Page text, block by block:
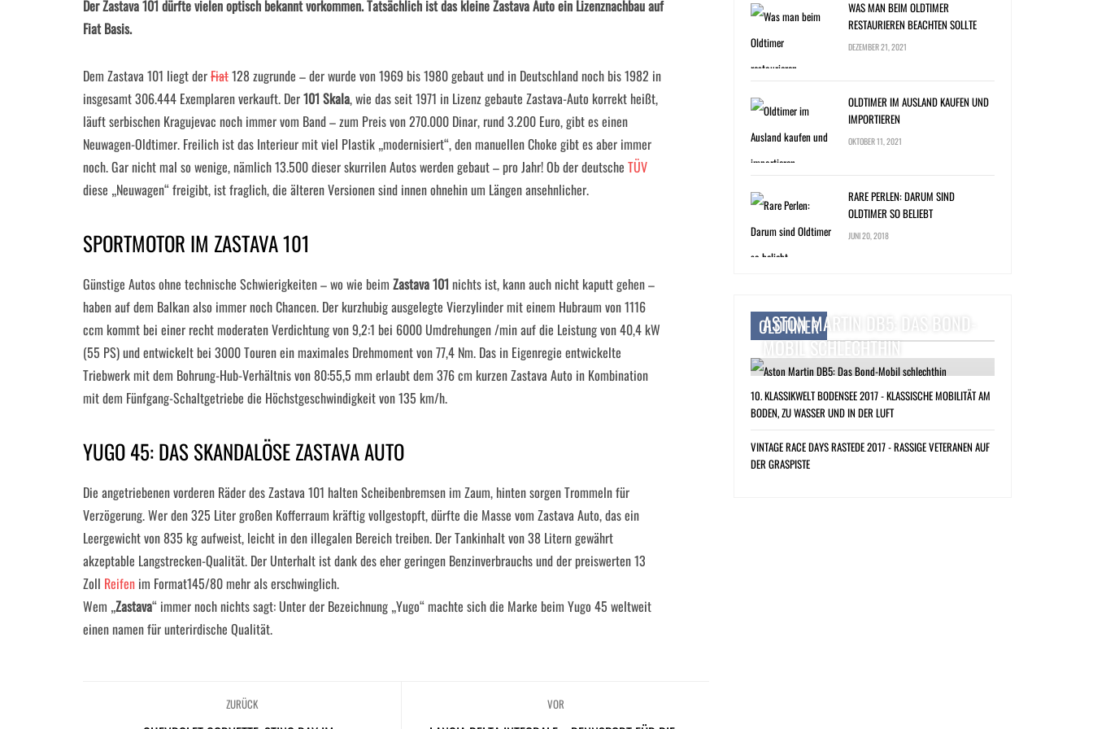
Der Zastava 101 dürfte vielen optisch bekannt vorkommen. Tatsächlich ist das kleine Zastava Auto ein Lizenznachbau auf
Fiat Basis.
Dem Zastava 101 liegt derFiat128 zugrunde – der wurde von 1969 bis 1980 gebaut und in Deutschland noch bis 1982 in
insgesamt 306.444 Exemplaren verkauft. Der101 Skala, wie das seit 1971 in Lizenz gebaute Zastava-Auto korrekt heißt,
läuft serbischen Kragujevac noch immer vom Band – zum Preis von 270.000 Dinar, rund 3.200 Euro, gibt es einen
Neuwagen-Oldtimer. Freilich ist das Interieur mit viel Plastik „modernisiert“, den manuellen Choke gibt es aber immer
noch. Gar nicht mal so wenige, nämlich 13.500 dieser skurrilen Autos werden gebaut – pro Jahr! Ob der deutsche TÜV
diese „Neuwagen“ freigibt, ist fraglich, die älteren Versionen sind innen ohnehin um Längen ansehnlicher.
SPORTMOTOR IM ZASTAVA 101
Günstige Autos ohne technische Schwierigkeiten – wo wie beim Zastava 101 nichts ist, kann auch nicht kaputt gehen –
haben auf dem Balkan also immer noch Chancen. Der kurzhubig ausgelegte Vierzylinder mit einem Hubraum von 1116
ccm kommt bei einer recht moderaten Verdichtung von 9,2:1 bei 6000 Umdrehungen /min auf die Leistung von 40,4 kW
(55 PS) und entwickelt bei 3000 Touren ein maximales Drehmoment von 77,4 Nm. Das in Eigenregie entwickelte
Triebwerk mit dem Bohrung-Hub-Verhältnis von 80:55,5 mm erlaubt dem 376 cm kurzen Zastava Auto in Kombination
mit dem Fünfgang-Schaltgetriebe die Höchstgeschwindigkeit von 135 km/h.
YUGO 45: DAS SKANDALÖSE ZASTAVA AUTO
Die angetriebenen vorderen Räder des Zastava 101 halten Scheibenbremsen im Zaum, hinten sorgen Trommeln für
Verzögerung. Wer den 325 Liter großen Kofferraum kräftig vollgestopft, dürfte die Masse vom Zastava Auto, das ein
Leergewicht von 835 kg aufweist, leicht in den illegalen Bereich treiben. Der Tankinhalt von 38 Litern gewährt
akzeptable Langstrecken-Qualität. Der Unterhalt ist dank des eher geringen Benzinverbrauchs und der preiswerten 13
Zoll Reifen im Format145/80 mehr als erschwinglich.
Wem „Zastava“ immer noch nichts sagt: Unter der Bezeichnung „Yugo“ machte sich die Marke beim Yugo 45 weltweit
einen namen für unterirdische Qualität.
ZURÜCK VOR
WAS MAN BEIM OLDTIMER
RESTAURIEREN BEACHTEN SOLLTE
DEZEMBER 21, 2021
OLDTIMER IM AUSLAND KAUFEN UND
IMPORTIEREN
OKTOBER 11, 2021
RARE PERLEN: DARUM SIND
OLDTIMER SO BELIEBT
JUNI 20, 2018
OLDTIMER
ASTON MARTIN DB5: DAS BOND-
MOBIL SCHLECHTHIN
10. KLASSIKWELT BODENSEE 2017 - KLASSISCHE MOBILITÄT AM
BODEN, ZU WASSER UND IN DER LUFT
VINTAGE RACE DAYS RASTEDE 2017 - RASSIGE VETERANEN AUF
DER GRASPISTE